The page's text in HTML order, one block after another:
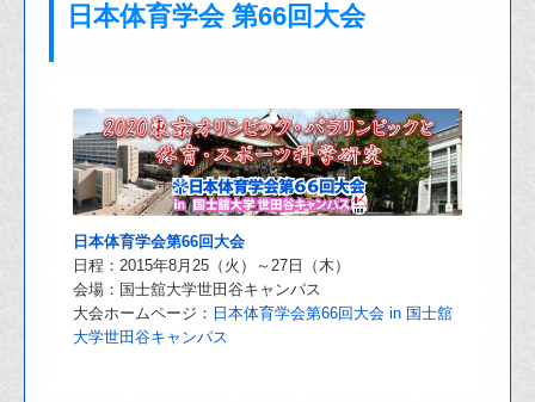
日本体育学会 第66回大会
日本体育学会第66回大会
日程：2015年8月25（火）～27日（木）
会場：国士舘大学世田谷キャンパス
大会ホームページ： 日本体育学会第66回大会 in 国士舘
大学世田谷キャンパス